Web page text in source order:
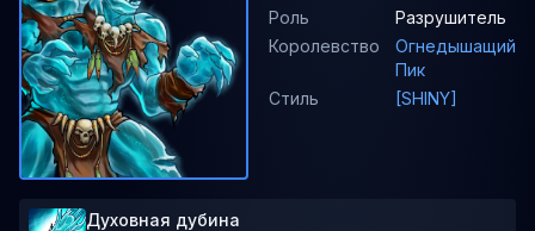
Роль
Разрушитель
Королевство
Огнедышащий
Пик
Стиль
[SHINY]
Духовная дубина